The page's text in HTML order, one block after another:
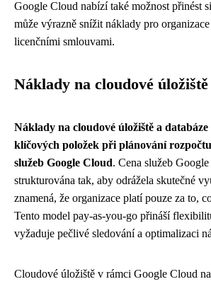
Google Cloud nabízí také možnost přinést
může výrazně snížit náklady pro
licenčními smlouvami.
Náklady na cloudové úložiště
Náklady na cloudové úložiště a
klíčových položek při plánování
služeb Google Cloud. Cena služeb
strukturována tak, aby odrážela skutečné
znamená, že organizace platí pouze za to,
Tento model pay-as-you-go přináší
vyžaduje pečlivé sledování a optimalizaci
Cloudové úložiště v rámci Google Cloud